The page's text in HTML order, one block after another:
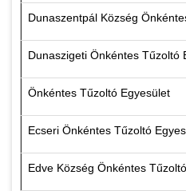
Dunaszentpál Község
Dunaszigeti Önkéntes Tűzoltó
Önkéntes Tűzoltó Egyesület
Ecseri Önkéntes Tűzoltó
Edve Község Önkéntes